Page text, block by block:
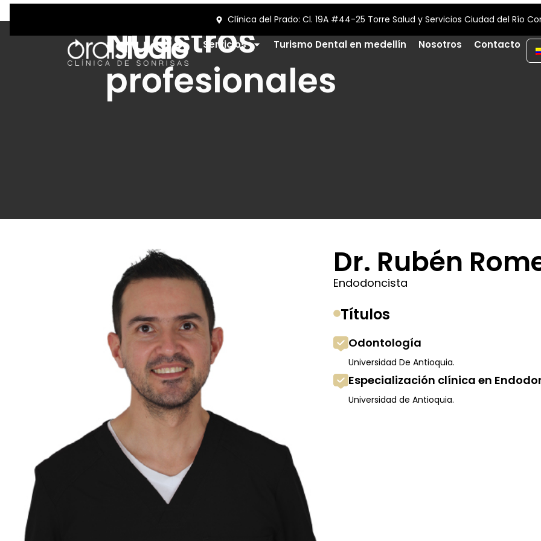
¡Contáctanos! (+57) 312 709 36 87
Servicios Turismo Dental en medellín Nosotros Contacto
Nuestros
profesionales
Dr. Rubén
Endodoncista
Títulos
Odontología
Universidad De Antioquia.
Especialización clínica en
Universidad de Antioquia.